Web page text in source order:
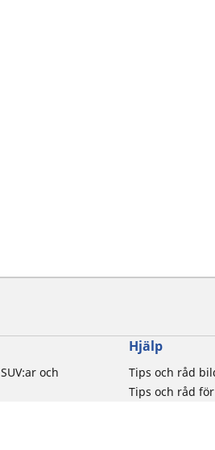
och
Hjälp
Tips och råd
Tips och råd